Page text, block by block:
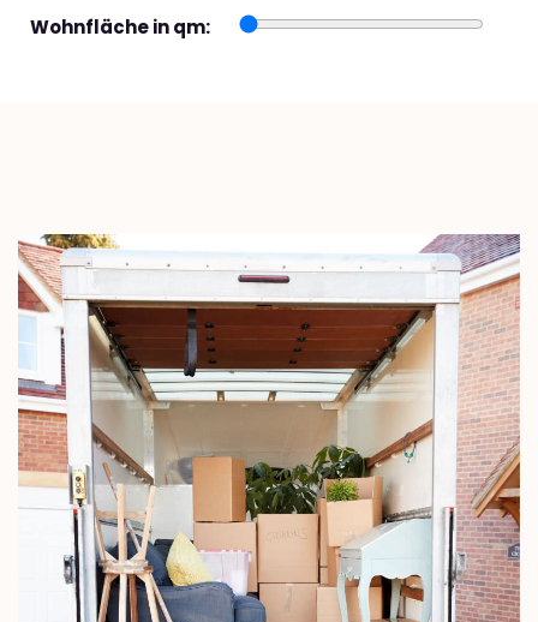
Wohnfläche in qm: